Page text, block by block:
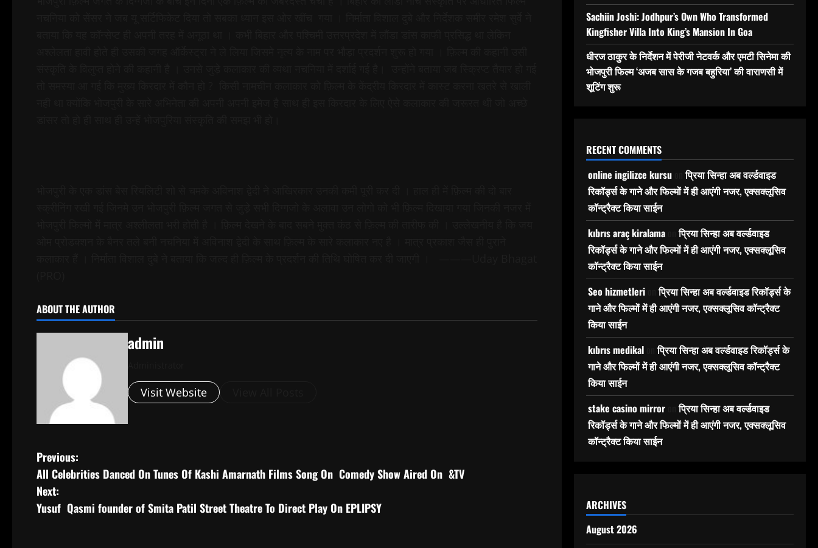
ABOUT THE AUTHOR
admin
Visit Website
P
o
s
Previous:
All Celebrities Danced On Tunes Of Kashi Amarnath Films Song On Comedy Show Aired On &TV
Next:
Yusuf Qasmi founder of Smita Patil Street Theatre To Direct Play On EPLIPSY
Sachiin Joshi: Jodhpur’s Own Who Transformed
Kingfisher Villa Into King’s Mansion In Goa
धीरज ठाकुर के निर्देशन में पेरीजी नेटवर्क और एमटी सिनेमा की
भोजपुरी फिल्म ‘अजब सास के गजब बहुरिया’ की वाराणसी में
शूटिंग शुरू
RECENT COMMENTS
online ingilizce kursuonप्रिया सिन्हा अब वर्ल्डवाइड
रिकॉर्ड्स के गाने और फिल्मों में ही आएंगी नजर, एक्सक्लूसिव
कॉन्ट्रैक्ट किया साईन
kıbrıs araç kiralamaonप्रिया सिन्हा अब वर्ल्डवाइड
रिकॉर्ड्स के गाने और फिल्मों में ही आएंगी नजर, एक्सक्लूसिव
कॉन्ट्रैक्ट किया साईन
Seo hizmetlerionप्रिया सिन्हा अब वर्ल्डवाइड रिकॉर्ड्स के
गाने और फिल्मों में ही आएंगी नजर, एक्सक्लूसिव कॉन्ट्रैक्ट
किया साईन
kıbrıs medikalonप्रिया सिन्हा अब वर्ल्डवाइड रिकॉर्ड्स के
गाने और फिल्मों में ही आएंगी नजर, एक्सक्लूसिव कॉन्ट्रैक्ट
किया साईन
stake casino mirroronप्रिया सिन्हा अब वर्ल्डवाइड
रिकॉर्ड्स के गाने और फिल्मों में ही आएंगी नजर, एक्सक्लूसिव
कॉन्ट्रैक्ट किया साईन
ARCHIVES
August 2026